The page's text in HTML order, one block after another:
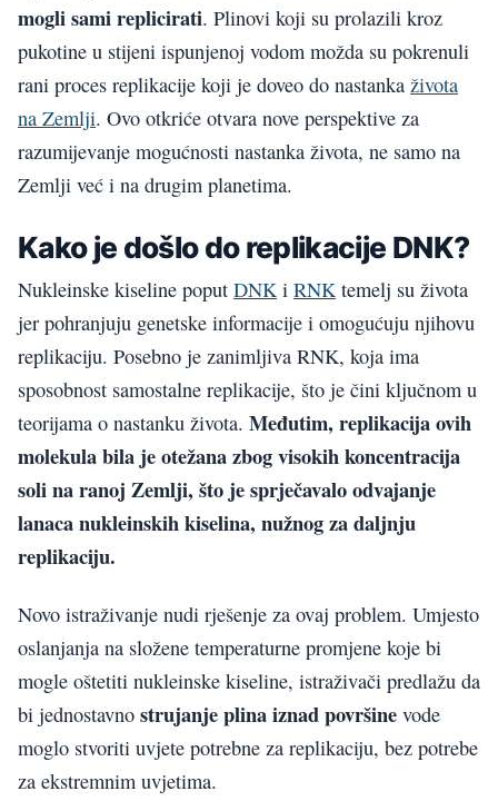
mogli sami replicirati. Plinovi koji su prolazili kroz
pukotine u stijeni ispunjenoj vodom možda su pokrenuli
rani proces replikacije koji je doveo do nastanka života
na Zemlji. Ovo otkriće otvara nove perspektive za
razumijevanje mogućnosti nastanka života, ne samo na
Zemlji već i na drugim planetima.
Kako je došlo do replikacije DNK?
Nukleinske kiseline poput DNK i RNK temelj su života
jer pohranjuju genetske informacije i omogućuju njihovu
replikaciju. Posebno je zanimljiva RNK, koja ima
sposobnost samostalne replikacije, što je čini ključnom u
teorijama o nastanku života. Međutim, replikacija ovih
molekula bila je otežana zbog visokih koncentracija
soli na ranoj Zemlji, što je sprječavalo odvajanje
lanaca nukleinskih kiselina, nužnog za daljnju
replikaciju.
Novo istraživanje nudi rješenje za ovaj problem. Umjesto
oslanjanja na složene temperaturne promjene koje bi
mogle oštetiti nukleinske kiseline, istraživači predlažu da
bi jednostavno strujanje plina iznad površine vode
moglo stvoriti uvjete potrebne za replikaciju, bez potrebe
za ekstremnim uvjetima.